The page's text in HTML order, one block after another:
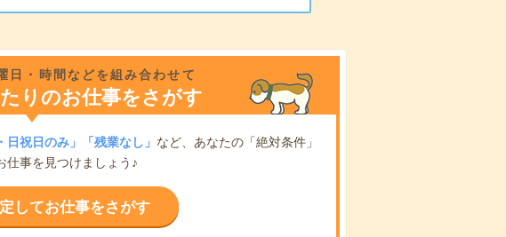
日・時間などを組み合わせて
りのお仕事をさがす
日祝日のみ」「残業なし」 など、あなたの「絶対条件」
仕事を見つけましょう♪
してお仕事をさがす